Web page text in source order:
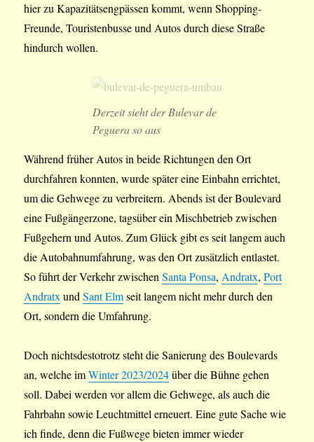
hier zu Kapazitätsengpässen kommt, wenn Shopping-
Freunde, Touristenbusse und Autos durch diese Straße
hindurch wollen.
Derzeit sieht der Bulevar de
Peguera so aus
Während früher Autos in beide Richtungen den Ort
durchfahren konnten, wurde später eine Einbahn errichtet,
um die Gehwege zu verbreitern. Abends ist der Boulevard
eine Fußgängerzone, tagsüber ein Mischbetrieb zwischen
Fußgehern und Autos. Zum Glück gibt es seit langem auch
die Autobahnumfahrung, was den Ort zusätzlich entlastet.
So führt der Verkehr zwischenSanta Ponsa, Andratx,Port
Andratx undSant Elmseit langem nicht mehr durch den
Ort, sondern die Umfahrung.
Doch nichtsdestotrotz steht die Sanierung des Boulevards
an, welche imWinter 2023/2024über die Bühne gehen
soll. Dabei werden vor allem die Gehwege, als auch die
Fahrbahn sowie Leuchtmittel erneuert. Eine gute Sache wie
ich finde, denn die Fußwege bieten immer wieder